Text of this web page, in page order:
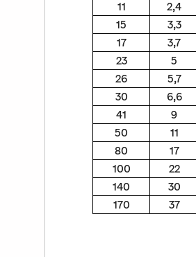
11
2,4
15
3,3
17
3,7
23
5
26
5,7
30
6,6
41
9
50
11
80
17
100
22
140
30
170
37